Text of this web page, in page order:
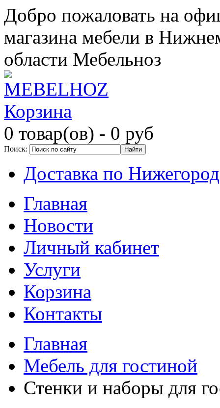
Добро пожаловать на
магазина мебели в
области Мебельноз
Корзина
0 товар(ов) - 0 руб
Поиск:
Доставка по
Главная
Новости
Личный кабинет
Услуги
Корзина
Контакты
Главная
Мебель для гостиной
Стенки и наборы для